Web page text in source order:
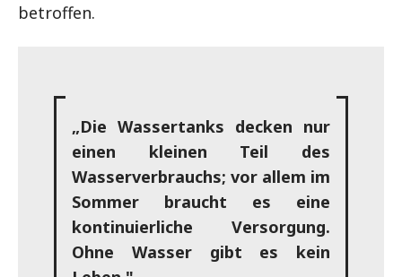
betroffen.
„Die Wassertanks decken nur
einen kleinen Teil des
Wasserverbrauchs; vor allem im
Sommer braucht es eine
kontinuierliche Versorgung.
Ohne Wasser gibt es kein